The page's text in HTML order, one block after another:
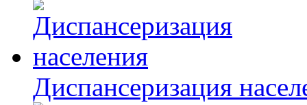
Диспансеризация